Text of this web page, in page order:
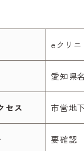
eクリ
愛知県
セス 市営地
要確認